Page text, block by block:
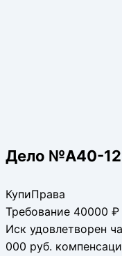
Дело №А40-
КупиПрава
Требование 40000
Иск удовлетворен
000 руб.